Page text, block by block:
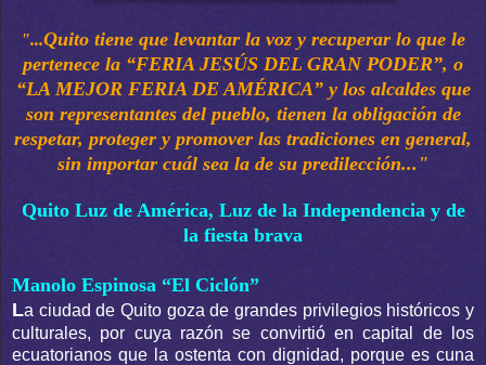
"...Quito tiene que levantar la voz y recuperar lo que le
pertenece la “FERIA JESÚS DEL GRAN PODER”, o
“LA MEJOR FERIA DE AMÉRICA” y los alcaldes que
son representantes del pueblo, tienen la obligación de
respetar, proteger y promover las tradiciones en general,
sin importar cuál sea la de su predilección..."
Quito Luz de América, Luz de la Independencia y de
la fiesta brava
Manolo Espinosa “El Ciclón”
La ciudad de Quito goza de grandes privilegios históricos y
culturales, por cuya razón se convirtió en capital de los
ecuatorianos que la ostenta con dignidad, porque es cuna